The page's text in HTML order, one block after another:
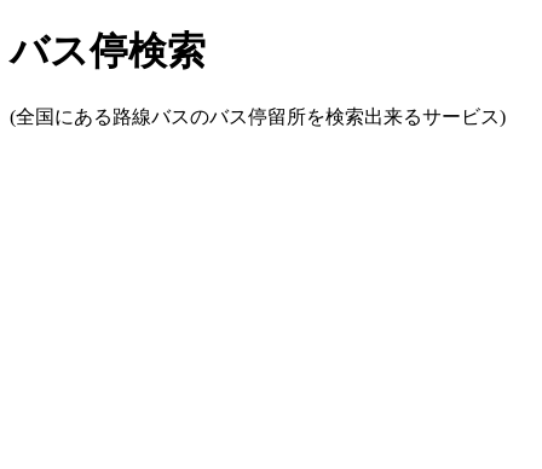
バス停検索
(全国にある路線バスのバス停留所を検索出来るサービス)